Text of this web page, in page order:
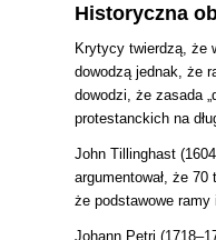
Historyczna
Krytycy twierdzą, że
dowodzą jednak, że
dowodzi, że zasada
protestanckich na
John Tillinghast
argumentował, że 70
że podstawowe ramy
Johann Petri